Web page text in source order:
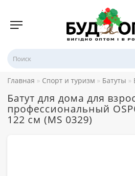
Главная Спорт и туризм Батуты
Батут для дома для
профессиональный
122 см (MS 0329)